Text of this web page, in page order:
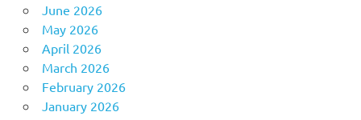
June 2026
May 2026
April 2026
March 2026
February 2026
January 2026